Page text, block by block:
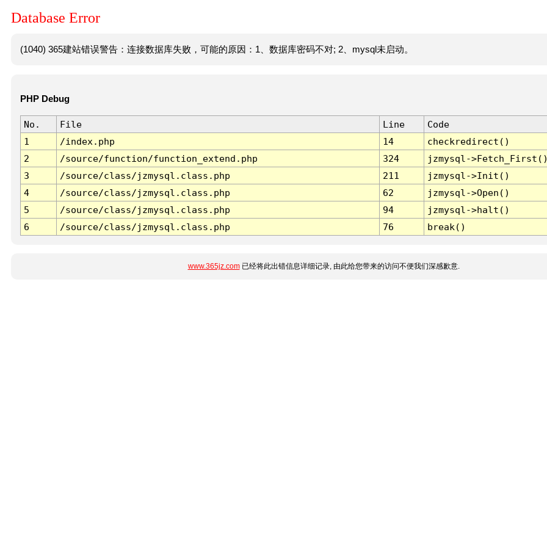
Database Error
(1040) 365建站错误警告：连接数据库失败，可能的原因：1、数据库密码不对; 2、mysql未启动。
PHP Debug
No. File Line
Code
1
/index.php 14
checkredirect()
2
/source/function/function_extend.php 324
jzmysql-
3
/source/class/jzmysql.class.php 211
jzmysql->Init()
4
/source/class/jzmysql.class.php 62
jzmysql->Open()
5
/source/class/jzmysql.class.php 94
jzmysql->halt()
6
/source/class/jzmysql.class.php 76 break()
www.365jz.com已经将此出错信息详细记录, 由此给您带来的访问不便我们深感歉意.